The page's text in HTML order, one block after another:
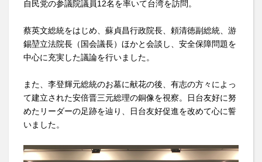
自民党の参議院議員12名を率いて台湾を訪問。
蔡英文総統をはじめ、蘇貞昌行政院長、頼清徳副総統、游
錫堃立法院長（国会議長）ほかと会談し、安全保障問題を
中心に充実した議論を行いました。
また、李登輝元総統のお墓に献花の後、有志の方々によっ
て建立された安倍晋三元総理の銅像を視察。日台友好に努
めたリーダーの足跡を辿り、日台友好促進を改めて心に誓
いました。